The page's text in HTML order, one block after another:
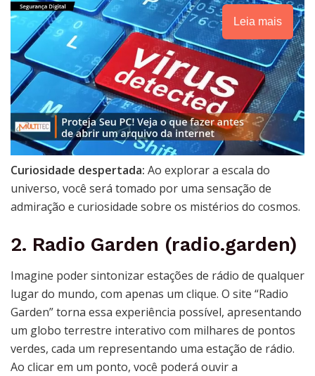
Leia mais
Curiosidade despertada: Ao explorar a escala do
universo, você será tomado por uma sensação de
admiração e curiosidade sobre os mistérios do cosmos.
2. Radio Garden (radio.garden)
Imagine poder sintonizar estações de rádio de qualquer
lugar do mundo, com apenas um clique. O site “Radio
Garden” torna essa experiência possível, apresentando
um globo terrestre interativo com milhares de pontos
verdes, cada um representando uma estação de rádio.
Ao clicar em um ponto, você poderá ouvir a